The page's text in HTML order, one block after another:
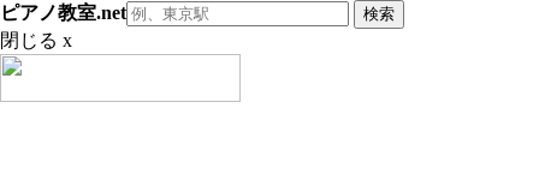
ピアノ教室.net
閉じる x